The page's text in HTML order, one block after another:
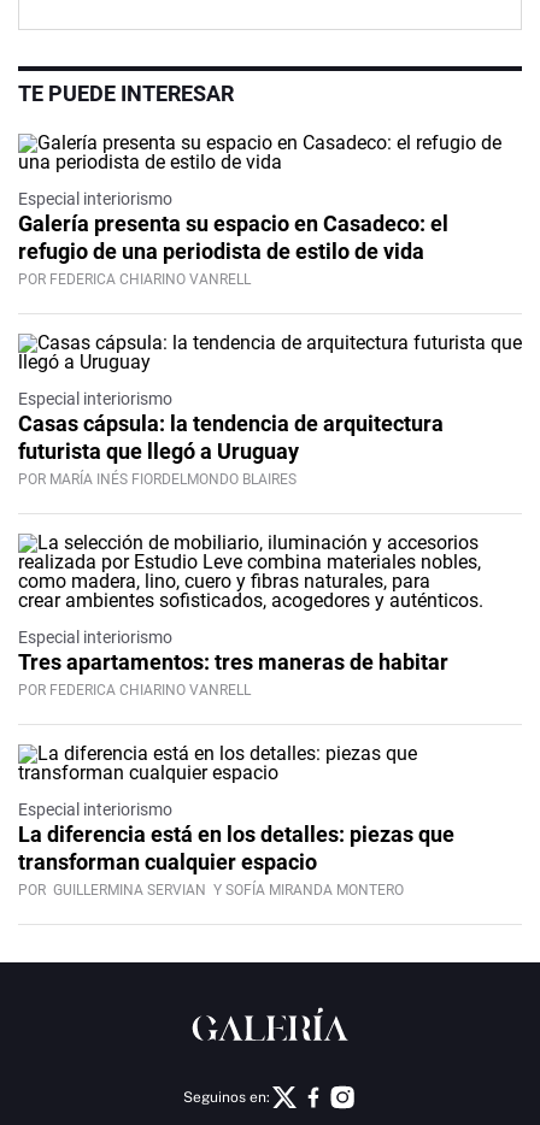
TE PUEDE INTERESAR
Especial interiorismo
Galería presenta su espacio en Casadeco: el
refugio de una periodista de estilo de vida
POR FEDERICA CHIARINO VANRELL
Especial interiorismo
Casas cápsula: la tendencia de arquitectura
futurista que llegó a Uruguay
POR MARÍA INÉS FIORDELMONDO BLAIRES
Especial interiorismo
Tres apartamentos: tres maneras de habitar
POR FEDERICA CHIARINO VANRELL
Especial interiorismo
La diferencia está en los detalles: piezas que
transforman cualquier espacio
POR GUILLERMINA SERVIAN Y SOFÍA MIRANDA MONTERO
Seguinos en: